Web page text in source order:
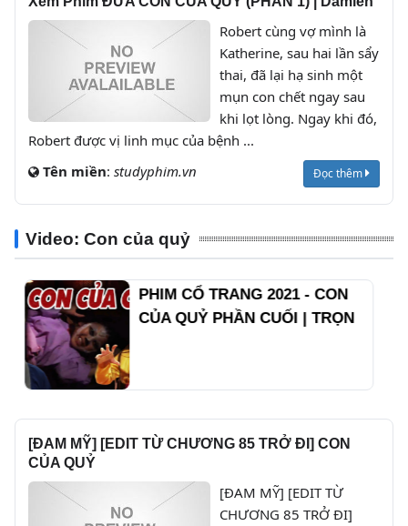
Robert cùng vợ mình là
Katherine, sau hai lần sẩy
thai, đã lại hạ sinh một
mụn con chết ngay sau
khi lọt lòng. Ngay khi đó,
Robert được vị linh mục của bệnh ...
Tên miền: studyphim.vn Đọc thêm
Video: Con của quỷ
PHIM CỔ TRANG 2021 - CON
CỦA QUỶ PHẦN CUỐI | TRỌN
[ĐAM MỸ] [EDIT TỪ CHƯƠNG 85 TRỞ ĐI] CON
CỦA QUỶ
[ĐAM MỸ] [EDIT TỪ
CHƯƠNG 85 TRỞ ĐI]